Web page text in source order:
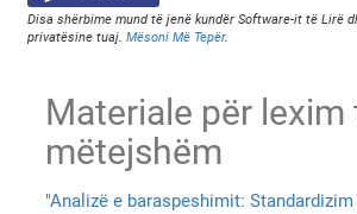
Disa shërbime mund të jenë kundër Software-it të Lirë
privatësine tuaj.Mësoni Më Tepër.
Materiale për lexim
mëtejshëm
"Analizë e baraspeshimit: Standardizim